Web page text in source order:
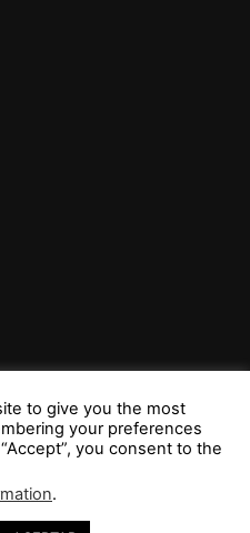
to give you the most
your preferences
you consent to the
.